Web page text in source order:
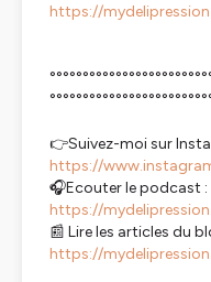
https://
👉Suivez-moi sur
https://
🎧Ecouter le podcast :
https://
📰 Lire les articles du
https://